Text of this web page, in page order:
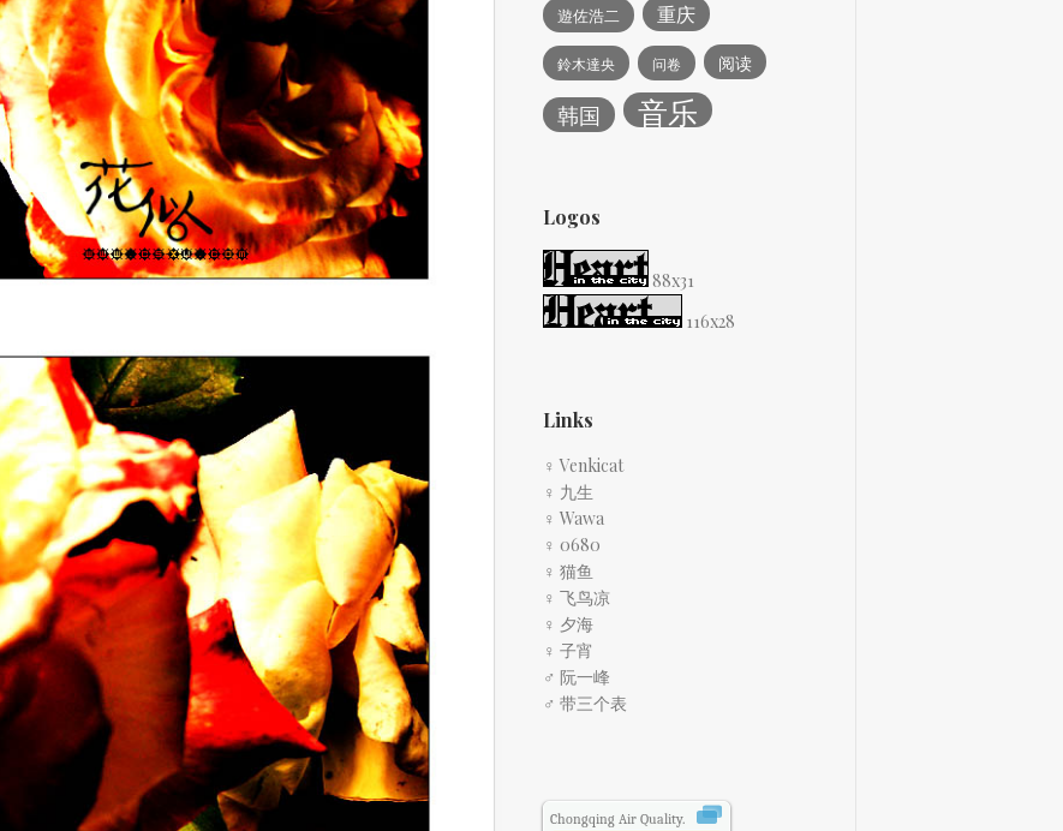
遊佐浩二 重庆
鈴木達央 问卷 阅读
韩国 音乐
Logos
88x31
116x28
Links
♀ Venkicat
♀ 九生
♀ Wawa
♀ 0680
♀ 猫鱼
♀ 飞鸟凉
♀ 夕海
♀ 子宵
♂ 阮一峰
♂ 带三个表
Chongqing Air Quality.